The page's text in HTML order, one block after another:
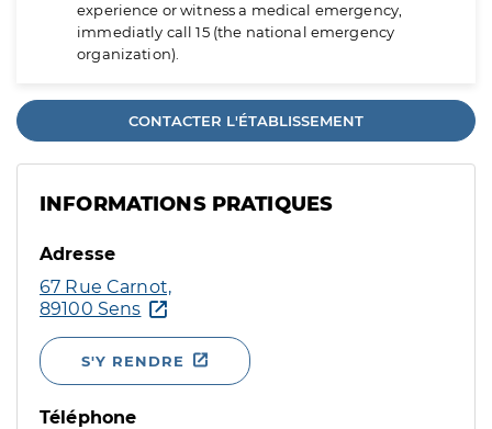
experience or witness a medical emergency,
immediatly call 15 (the national emergency
organization).
CONTACTER L'ÉTABLISSEMENT
INFORMATIONS PRATIQUES
Adresse
67 Rue Carnot,
89100 Sens
S'Y RENDRE
Téléphone